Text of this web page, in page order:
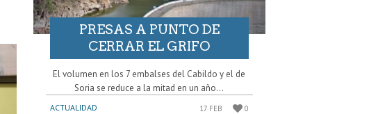
PRESAS A PUNTO DE
CERRAR EL GRIFO
El volumen en los 7 embalses del Cabildo y el de
Soria se reduce a la mitad en un año...
ACTUALIDAD 17 FEB 0